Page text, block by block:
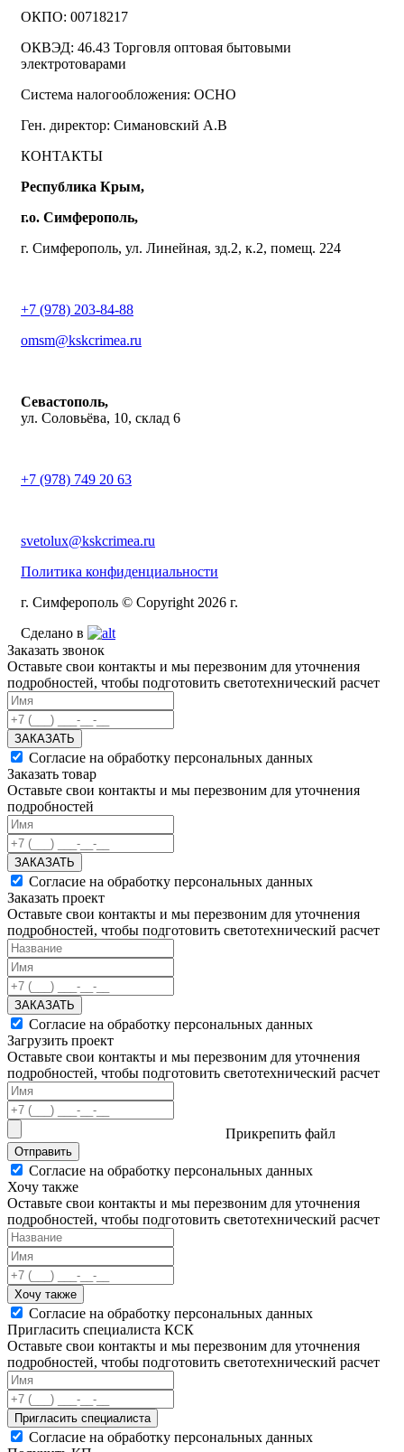
ОКПО: 00718217
ОКВЭД: 46.43 Торговля оптовая бытовыми
электротоварами
Система налогообложения: ОСНО
Ген. директор: Симановский А.В
КОНТАКТЫ
Республика Крым,
г.о. Симферополь,
г. Симферополь, ул. Линейная, зд.2, к.2, помещ. 224
+7 (978) 203-84-88
omsm@kskcrimea.ru
Севастополь,
ул. Соловьёва, 10, склад 6
+7 (978) 749 20 63
svetolux@kskcrimea.ru
Политика конфиденциальности
г. Симферополь © Copyright 2026 г.
Сделано в
Заказать звонок
Оставьте свои контакты и мы перезвоним для уточнения
подробностей, чтобы подготовить светотехнический расчет
ЗАКАЗАТЬ
Согласие на обработку персональных данных
Заказать товар
Оставьте свои контакты и мы перезвоним для уточнения
подробностей
ЗАКАЗАТЬ
Согласие на обработку персональных данных
Заказать проект
Оставьте свои контакты и мы перезвоним для уточнения
подробностей, чтобы подготовить светотехнический расчет
ЗАКАЗАТЬ
Согласие на обработку персональных данных
Загрузить проект
Оставьте свои контакты и мы перезвоним для уточнения
подробностей, чтобы подготовить светотехнический расчет
Прикрепить файл
Отправить
Согласие на обработку персональных данных
Хочу также
Оставьте свои контакты и мы перезвоним для уточнения
подробностей, чтобы подготовить светотехнический расчет
Хочу также
Согласие на обработку персональных данных
Пригласить специалиста КСК
Оставьте свои контакты и мы перезвоним для уточнения
подробностей, чтобы подготовить светотехнический расчет
Пригласить специалиста
Согласие на обработку персональных данных